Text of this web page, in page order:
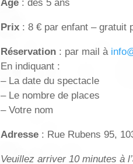
Âge : dès 5 ans
Prix : 8 € par enfant – gratuit
Réservation : par mail à
En indiquant :
– La date du spectacle
– Le nombre de places
– Votre nom
Adresse : Rue Rubens 95,
Veuillez arriver 10 minutes à